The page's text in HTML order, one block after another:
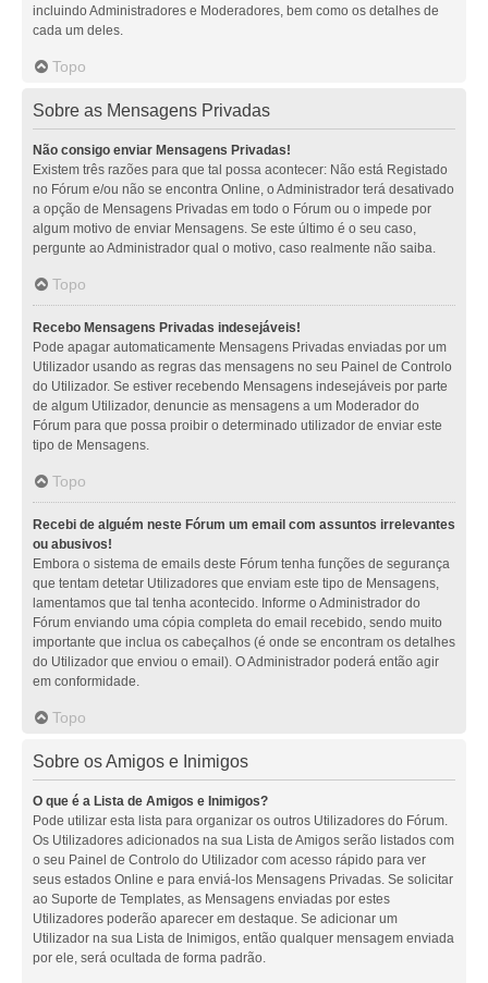
incluindo Administradores e Moderadores, bem como os detalhes de
cada um deles.
Topo
Sobre as Mensagens Privadas
Não consigo enviar Mensagens Privadas!
Existem três razões para que tal possa acontecer: Não está Registado
no Fórum e/ou não se encontra Online, o Administrador terá desativado
a opção de Mensagens Privadas em todo o Fórum ou o impede por
algum motivo de enviar Mensagens. Se este último é o seu caso,
pergunte ao Administrador qual o motivo, caso realmente não saiba.
Topo
Recebo Mensagens Privadas indesejáveis!
Pode apagar automaticamente Mensagens Privadas enviadas por um
Utilizador usando as regras das mensagens no seu Painel de Controlo
do Utilizador. Se estiver recebendo Mensagens indesejáveis por parte
de algum Utilizador, denuncie as mensagens a um Moderador do
Fórum para que possa proibir o determinado utilizador de enviar este
tipo de Mensagens.
Topo
Recebi de alguém neste Fórum um email com assuntos irrelevantes
ou abusivos!
Embora o sistema de emails deste Fórum tenha funções de segurança
que tentam detetar Utilizadores que enviam este tipo de Mensagens,
lamentamos que tal tenha acontecido. Informe o Administrador do
Fórum enviando uma cópia completa do email recebido, sendo muito
importante que inclua os cabeçalhos (é onde se encontram os detalhes
do Utilizador que enviou o email). O Administrador poderá então agir
em conformidade.
Topo
Sobre os Amigos e Inimigos
O que é a Lista de Amigos e Inimigos?
Pode utilizar esta lista para organizar os outros Utilizadores do Fórum.
Os Utilizadores adicionados na sua Lista de Amigos serão listados com
o seu Painel de Controlo do Utilizador com acesso rápido para ver
seus estados Online e para enviá-los Mensagens Privadas. Se solicitar
ao Suporte de Templates, as Mensagens enviadas por estes
Utilizadores poderão aparecer em destaque. Se adicionar um
Utilizador na sua Lista de Inimigos, então qualquer mensagem enviada
por ele, será ocultada de forma padrão.